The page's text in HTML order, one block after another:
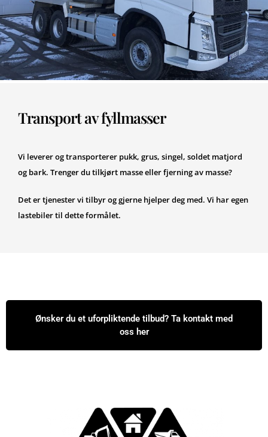
Transport av fyllmasser
Vi leverer og transporterer pukk, grus, singel, soldet matjord
og bark. Trenger du tilkjørt masse eller fjerning av masse?
Det er tjenester vi tilbyr og gjerne hjelper deg med. Vi har egen
lastebiler til dette formålet.
Ønsker du et uforpliktende tilbud? Ta kontakt med
oss her